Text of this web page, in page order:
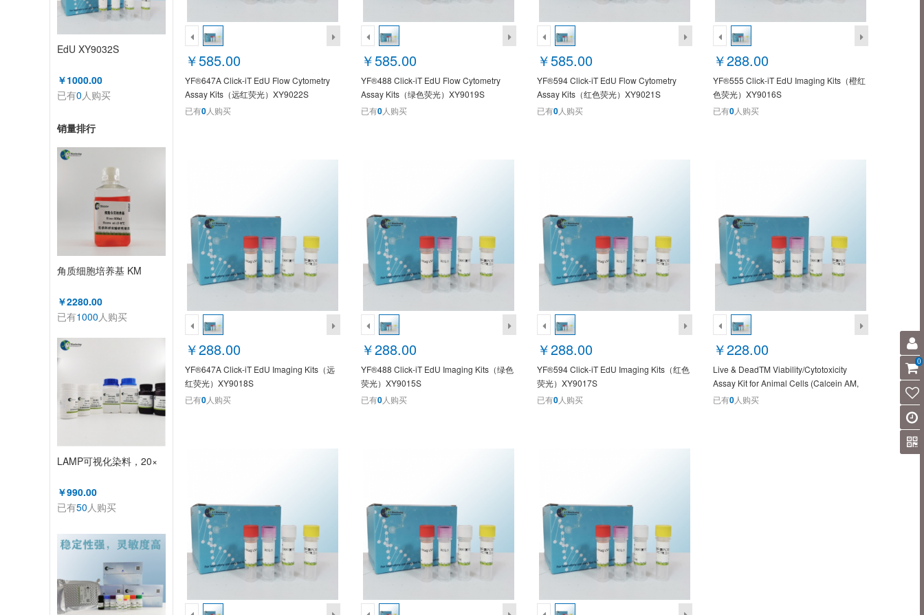
EdU XY9032S
￥1000.00
已有0人购买
销量排行
角质细胞培养基 KM
￥2280.00
已有1000人购买
LAMP可视化染料，20×
￥990.00
已有50人购买
￥585.00
YF®647A Click-iT EdU Flow Cytometry
Assay Kits（远红荧光）XY9022S
已有0人购买
￥585.00
YF®488 Click-iT EdU Flow Cytometry
Assay Kits（绿色荧光）XY9019S
已有0人购买
￥585.00
YF®594 Click-iT EdU Flow Cytometry
Assay Kits（红色荧光）XY9021S
已有0人购买
￥288.00
YF®555 Click-iT EdU Imaging Kits（橙红
色荧光）XY9016S
已有0人购买
￥288.00
YF®647A Click-iT EdU Imaging Kits（远
红荧光）XY9018S
已有0人购买
￥288.00
YF®488 Click-iT EdU Imaging Kits（绿色
荧光）XY9015S
已有0人购买
￥288.00
YF®594 Click-iT EdU Imaging Kits（红色
荧光）XY9017S
已有0人购买
￥228.00
Live & DeadTM Viability/Cytotoxicity
Assay Kit for Animal Cells (Calcein AM,
PI) XY9037S
已有0人购买
0